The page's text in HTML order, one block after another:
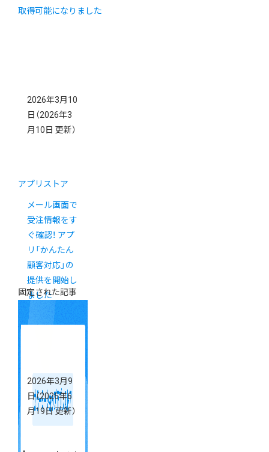
取得可能になりました
2026年3月10
日 （2026年3
月10日 更新）
アプリストア
メール画面で
受注情報をす
ぐ確認！ アプ
リ「かんたん
顧客対応」の
提供を開始し
ました
固定された記事
2026年3月9
日（2026年6
月19日 更新）